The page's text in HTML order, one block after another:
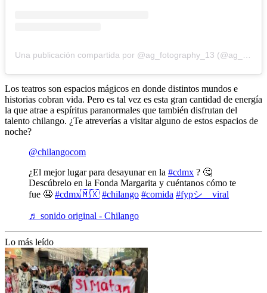
Los teatros son espacios mágicos en donde distintos mundos e
historias cobran vida. Pero es tal vez es esta gran cantidad de energía
la que atrae a espíritus paranormales que también disfrutan del
talento chilango. ¿Te atreverías a visitar alguno de estos espacios de
noche?
@chilangocom
¿El mejor lugar para desayunar en la #cdmx ? 🤔
Descúbrelo en la Fonda Margarita y cuéntanos cómo te
fue 🤤 #cdmx🇲🇽 #chilango #comida #fypシ゚viral
♬ sonido original - Chilango
Lo más leído